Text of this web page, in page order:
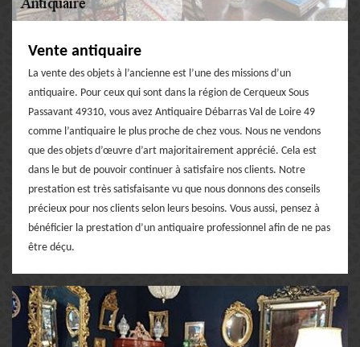
Vente antiquaire
La vente des objets à l’ancienne est l’une des missions d’un
antiquaire. Pour ceux qui sont dans la région de Cerqueux Sous
Passavant 49310, vous avez Antiquaire Débarras Val de Loire 49
comme l’antiquaire le plus proche de chez vous. Nous ne vendons
que des objets d’œuvre d’art majoritairement apprécié. Cela est
dans le but de pouvoir continuer à satisfaire nos clients. Notre
prestation est très satisfaisante vu que nous donnons des conseils
précieux pour nos clients selon leurs besoins. Vous aussi, pensez à
bénéficier la prestation d’un antiquaire professionnel afin de ne pas
être déçu.